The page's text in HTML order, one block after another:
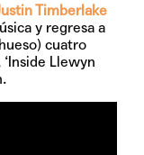
Timberlake
y regresa a
cuatro
Llewyn